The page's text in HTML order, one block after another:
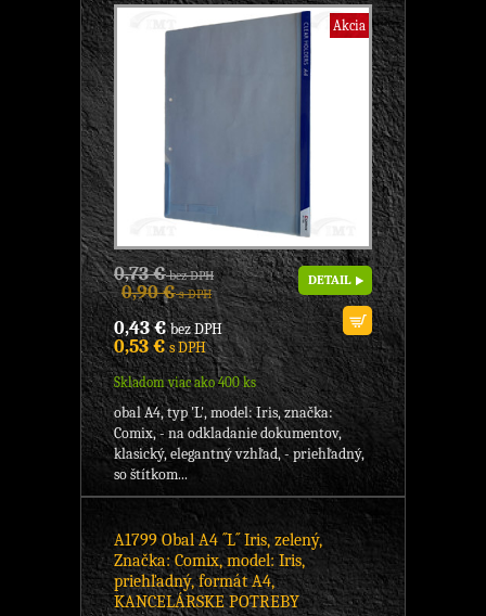
Akcia
0,73 €bez DPH
0,90 €s DPH
0,43 €bez DPH
0,53 €s DPH
Skladom viac ako 400 ks
DETAIL
obal A4, typ 'L', model: Iris, značka:
Comix, - na odkladanie dokumentov,
klasický, elegantný vzhľad, - priehľadný,
so štítkom...
A1799 Obal A4 ´´L´´ Iris, zelený,
Značka: Comix, model: Iris,
priehľadný, formát A4,
KANCELÁRSKE POTREBY